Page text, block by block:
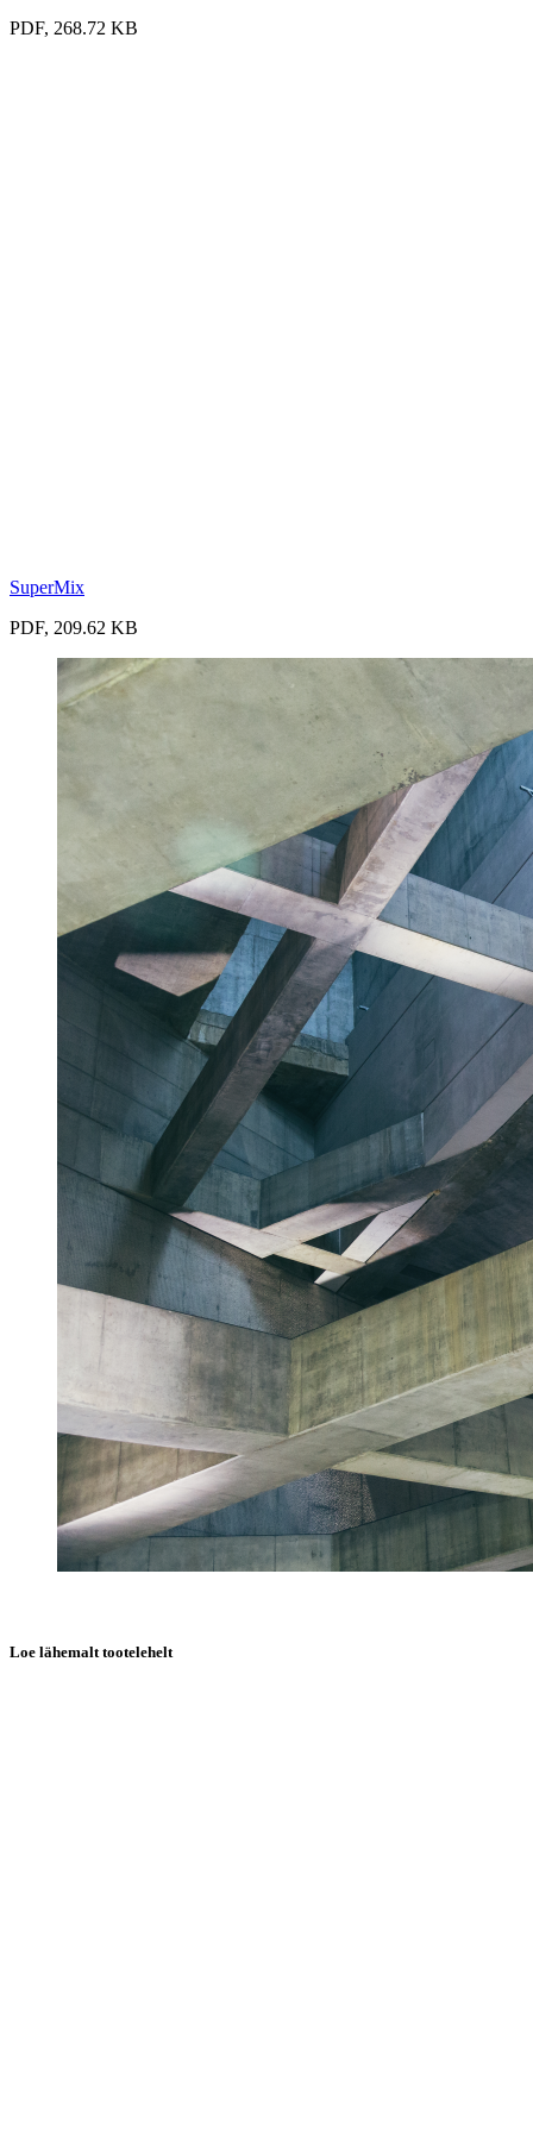
PDF, 268.72 KB
SuperMix
PDF, 209.62 KB
Loe lähemalt tootelehelt